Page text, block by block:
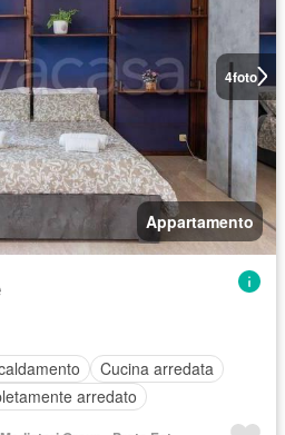
4foto
Appartamento
Cucina arredata
arredato